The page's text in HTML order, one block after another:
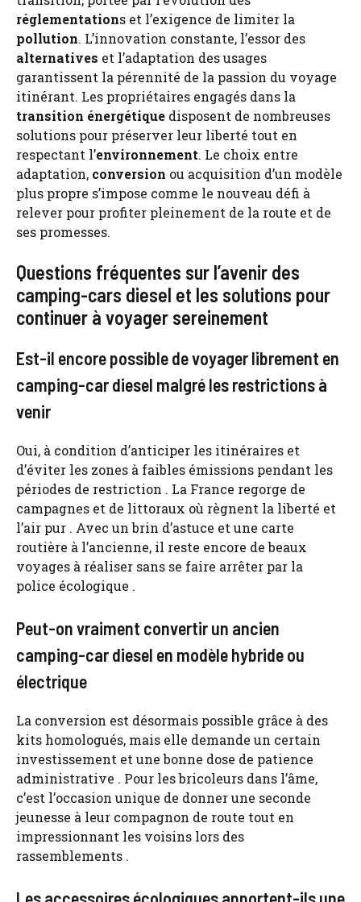
réglementations et l’exigence de limiter la
pollution. L’innovation constante, l’essor des
alternatives et l’adaptation des usages
garantissent la pérennité de la passion du voyage
itinérant. Les propriétaires engagés dans la
transition énergétique disposent de nombreuses
solutions pour préserver leur liberté tout en
respectant l’environnement. Le choix entre
adaptation, conversion ou acquisition d’un modèle
plus propre s’impose comme le nouveau défi à
relever pour profiter pleinement de la route et de
ses promesses.
Questions fréquentes sur l’avenir des
camping-cars diesel et les solutions pour
continuer à voyager sereinement
Est-il encore possible de voyager librement en
camping-car diesel malgré les restrictions à
venir
Oui, à condition d’anticiper les itinéraires et
d’éviter les zones à faibles émissions pendant les
périodes de restriction . La France regorge de
campagnes et de littoraux où règnent la liberté et
l’air pur . Avec un brin d’astuce et une carte
routière à l’ancienne, il reste encore de beaux
voyages à réaliser sans se faire arrêter par la
police écologique .
Peut-on vraiment convertir un ancien
camping-car diesel en modèle hybride ou
électrique
La conversion est désormais possible grâce à des
kits homologués, mais elle demande un certain
investissement et une bonne dose de patience
administrative . Pour les bricoleurs dans l’âme,
c’est l’occasion unique de donner une seconde
jeunesse à leur compagnon de route tout en
impressionnant les voisins lors des
rassemblements .